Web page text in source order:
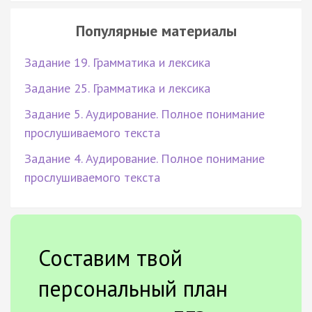
Популярные материалы
Задание 19. Грамматика и лексика
Задание 25. Грамматика и лексика
Задание 5. Аудирование. Полное понимание
прослушиваемого текста
Задание 4. Аудирование. Полное понимание
прослушиваемого текста
Составим твой
персональный план